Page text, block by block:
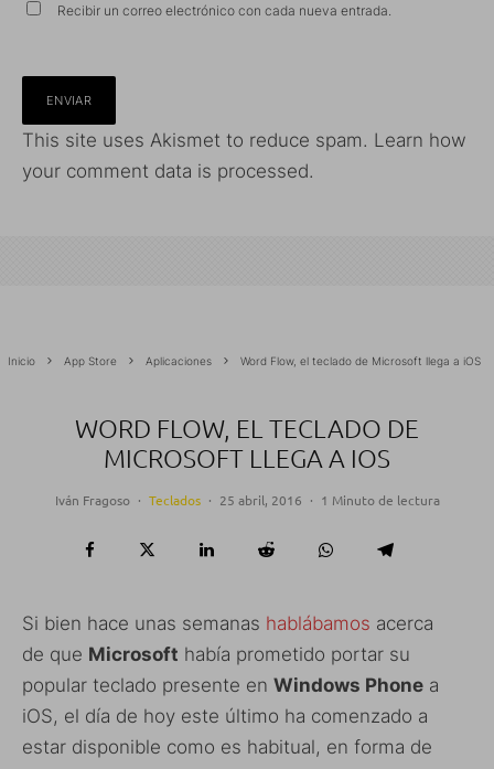
Recibir un correo electrónico con cada nueva entrada.
This site uses Akismet to reduce spam. Learn how
your comment data is processed.
Inicio App Store Aplicaciones Word Flow, el teclado de Microsoft llega a iOS
WORD FLOW, EL TECLADO DE
MICROSOFT LLEGA A IOS
Iván Fragoso · Teclados · 25 abril, 2016 · 1 Minuto de lectura
Si bien hace unas semanas hablábamos acerca
de que Microsoft había prometido portar su
popular teclado presente en Windows Phone a
iOS, el día de hoy este último ha comenzado a
estar disponible como es habitual, en forma de